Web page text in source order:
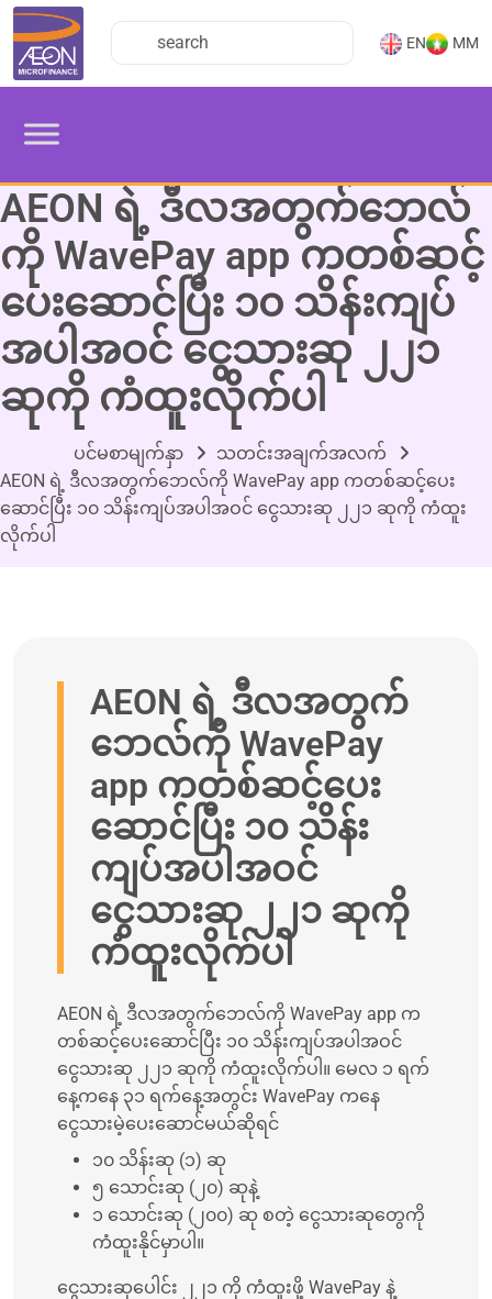
EN MM
AEON ရဲ့ ဒီလအတွက်ဘေလ်
ကို WavePay ‌app ကတစ်ဆင့်
ပေးဆောင်ပြီး ၁၀ သိန်းကျပ်
အပါအဝင် ငွေသားဆု ၂၂၁
ဆုကို ကံထူးလိုက်ပါ
ပင်မစာမျက်နှာ
သတင်းအချက်အလက်
AEON ရဲ့ ဒီလအတွက်ဘေလ်ကို WavePay ‌app ကတစ်ဆင့်ပေး
ဆောင်ပြီး ၁၀ သိန်းကျပ်အပါအဝင် ငွေသားဆု ၂၂၁ ဆုကို ကံထူး
လိုက်ပါ
AEON ရဲ့ ဒီလအတွက်
ဘေလ်ကို WavePay
‌app ကတစ်ဆင့်ပေး
ဆောင်ပြီး ၁၀ သိန်း
ကျပ်အပါအဝင်
ငွေသားဆု ၂၂၁ ဆုကို
ကံထူးလိုက်ပါ
AEON ရဲ့ ဒီလအတွက်ဘေလ်ကို WavePay ‌app က
တစ်ဆင့်ပေးဆောင်ပြီး ၁၀ သိန်းကျပ်အပါအဝင်
ငွေသားဆု ၂၂၁ ဆုကို ကံထူးလိုက်ပါ။ မေလ ၁ ရက်
နေ့ကနေ ၃၁ ရက်နေ့အတွင်း WavePay ကနေ
ငွေသားမဲ့ပေးဆောင်မယ်ဆိုရင်
၁၀ သိန်းဆု (၁) ဆု
၅ သောင်းဆု (၂၀) ဆုနဲ့
၁ သောင်းဆု (၂၀၀) ဆု စတဲ့ ငွေသားဆုတွေကို
ကံထူးနိုင်မှာပါ။
ငွေသားဆုပေါင်း ၂၂၁ ကို ကံထူးဖို့ WavePay နဲ့